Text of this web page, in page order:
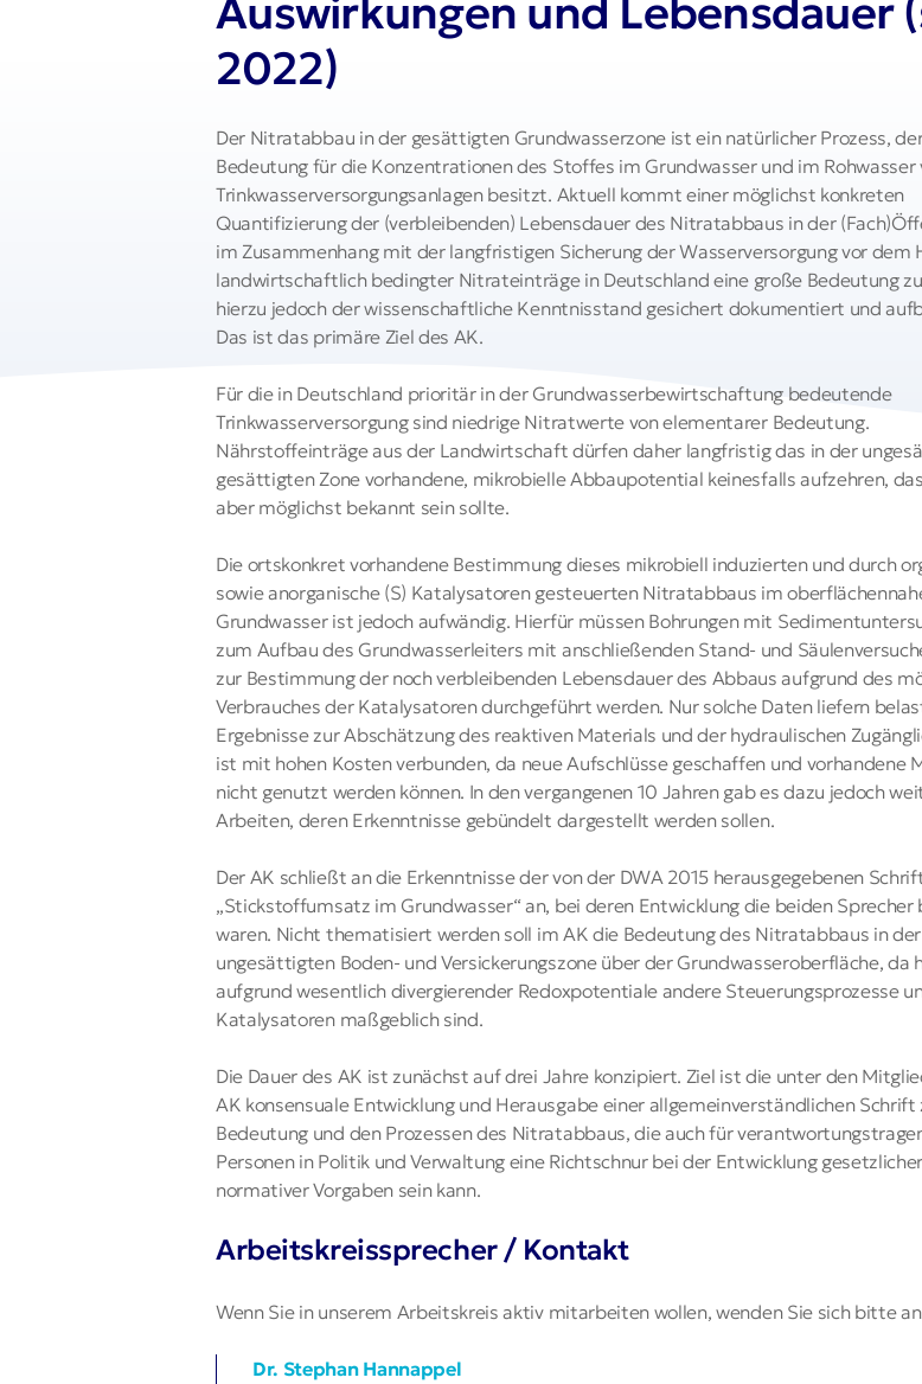
Fortbildungen
Zeitschrift Grundwasser
Arbeitskreise und
Netzwerke
Auswirkungen und Lebensdauer
2022)
Der Nitratabbau in der gesättigten Grundwasserzone ist ein natürlicher Prozess,
Bedeutung für die Konzentrationen des Stoffes im Grundwasser und im Rohwasser
Trinkwasserversorgungsanlagen besitzt. Aktuell kommt einer möglichst konkreten
Quantifizierung der (verbleibenden) Lebensdauer des Nitratabbaus in der
im Zusammenhang mit der langfristigen Sicherung der Wasserversorgung vor dem
landwirtschaftlich bedingter Nitrateinträge in Deutschland eine große Bedeutung
hierzu jedoch der wissenschaftliche Kenntnisstand gesichert dokumentiert und
Das ist das primäre Ziel des AK.
Für die in Deutschland prioritär in der Grundwasserbewirtschaftung bedeutende
Trinkwasserversorgung sind niedrige Nitratwerte von elementarer Bedeutung.
Nährstoffeinträge aus der Landwirtschaft dürfen daher langfristig das in der
gesättigten Zone vorhandene, mikrobielle Abbaupotential keinesfalls aufzehren,
aber möglichst bekannt sein sollte.
Die ortskonkret vorhandene Bestimmung dieses mikrobiell induzierten und durch
sowie anorganische (S) Katalysatoren gesteuerten Nitratabbaus im
Grundwasser ist jedoch aufwändig. Hierfür müssen Bohrungen mit
zum Aufbau des Grundwasserleiters mit anschließenden Stand- und
zur Bestimmung der noch verbleibenden Lebensdauer des Abbaus aufgrund des
Verbrauches der Katalysatoren durchgeführt werden. Nur solche Daten liefern
Ergebnisse zur Abschätzung des reaktiven Materials und der hydraulischen
ist mit hohen Kosten verbunden, da neue Aufschlüsse geschaffen und vorhandene
nicht genutzt werden können. In den vergangenen 10 Jahren gab es dazu jedoch
Arbeiten, deren Erkenntnisse gebündelt dargestellt werden sollen.
Der AK schließt an die Erkenntnisse der von der DWA 2015 herausgegebenen
„Stickstoffumsatz im Grundwasser“ an, bei deren Entwicklung die beiden
waren. Nicht thematisiert werden soll im AK die Bedeutung des Nitratabbaus in der
ungesättigten Boden- und Versickerungszone über der Grundwasseroberfläche, da
aufgrund wesentlich divergierender Redoxpotentiale andere Steuerungsprozesse
Katalysatoren maßgeblich sind.
Die Dauer des AK ist zunächst auf drei Jahre konzipiert. Ziel ist die unter den
AK konsensuale Entwicklung und Herausgabe einer allgemeinverständlichen Schrift
Bedeutung und den Prozessen des Nitratabbaus, die auch für
Personen in Politik und Verwaltung eine Richtschnur bei der Entwicklung
normativer Vorgaben sein kann.
Arbeitskreissprecher / Kontakt
Wenn Sie in unserem Arbeitskreis aktiv mitarbeiten wollen, wenden Sie sich bitte
Dr. Stephan Hannappel